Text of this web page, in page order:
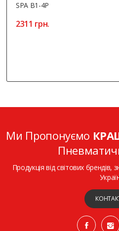
SPA B1-4P
2311 грн.
Ми Пропонуємо
Продукція від світових